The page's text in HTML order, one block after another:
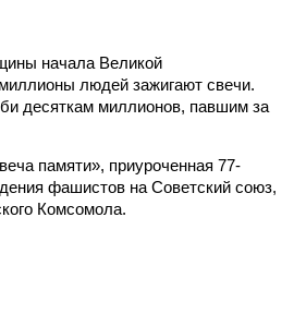
начала Великой
людей зажигают свечи.
десяткам миллионов, павшим за
памяти», приуроченная 77-
фашистов на Советский союз,
Комсомола.